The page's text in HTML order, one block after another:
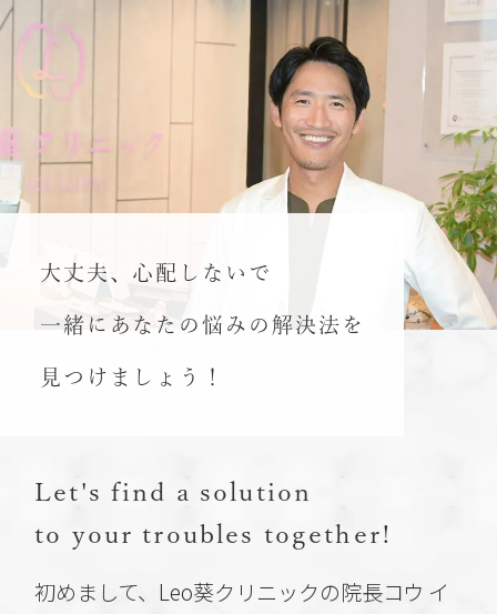
よろしくお願いいたします。
2026.01.08
新年のご挨拶
新年のご挨拶遅れましたが、本年も地域の皆
様の健康と日々の安心に寄り添って支えてい
けるように
スタッフ一同心を込めて診療にあたってまい
ります。
12月19日（金） 院長都合により
み（10：00～13：00）
大丈夫、心配しないで
一緒にあなたの悩みの解決法を
見つけましょう！
Let's find a solution
to your troubles together!
初めまして、Leo葵クリニックの院長コウ イ